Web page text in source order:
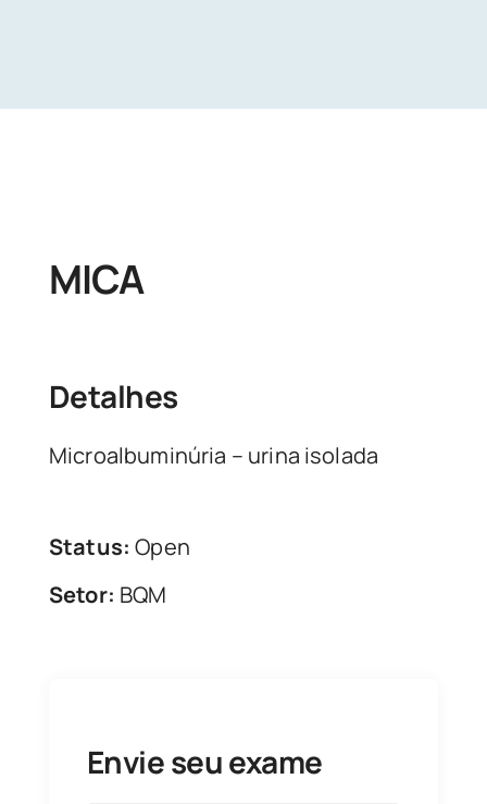
MICA
Detalhes
Microalbuminúria – urina isolada
Status: Open
Setor: BQM
Envie seu exame